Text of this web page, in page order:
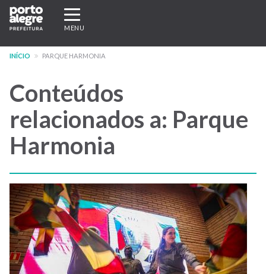
Pular
para
conteúdo
Expandir/recolher
navegação
MENU
INÍCIO PARQUE HARMONIA
Conteúdos
relacionados a: Parque
Harmonia